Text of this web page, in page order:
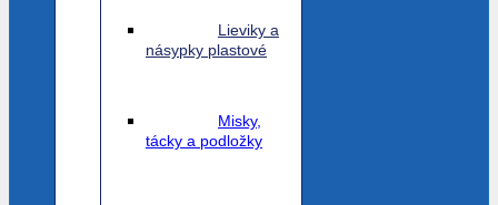
Lieviky a
násypky plastové
Misky,
tácky a podložky